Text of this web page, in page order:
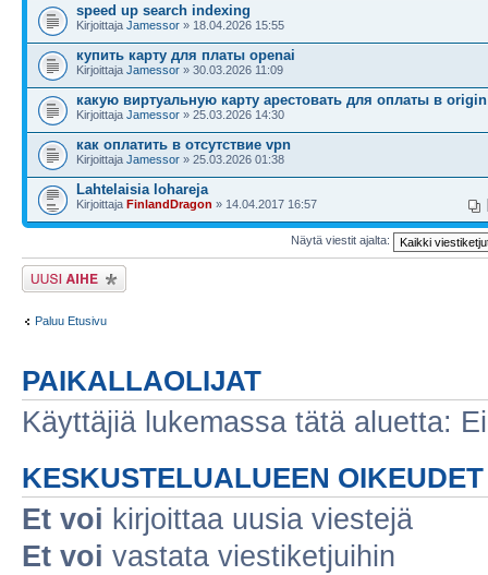
speed up search indexing
Kirjoittaja Jamessor » 18.04.2026 15:55
купить карту для платы openai
Kirjoittaja Jamessor » 30.03.2026 11:09
какую виртуальную карту арестовать для оплаты в origin
Kirjoittaja Jamessor » 25.03.2026 14:30
как оплатить в отсутствие vpn
Kirjoittaja Jamessor » 25.03.2026 01:38
Lahtelaisia lohareja
Kirjoittaja FinlandDragon » 14.04.2017 16:57
Näytä viestit ajalta:
Lähetä uusi viesti
Paluu Etusivu
PAIKALLAOLIJAT
Käyttäjiä lukemassa tätä aluetta:
KESKUSTELUALUEEN OIKEUDET
Et voi kirjoittaa uusia viestejä
Et voi vastata viestiketjuihin